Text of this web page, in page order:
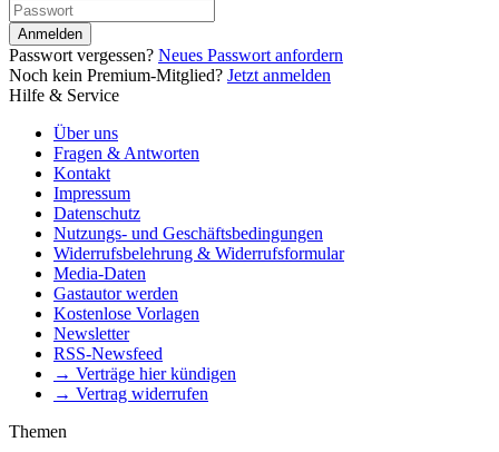
Anmelden
Passwort vergessen? Neues Passwort anfordern
Noch kein Premium-Mitglied? Jetzt anmelden
Hilfe & Service
Über uns
Fragen & Antworten
Kontakt
Impressum
Datenschutz
Nutzungs- und Geschäftsbedingungen
Widerrufsbelehrung & Widerrufsformular
Media-Daten
Gastautor werden
Kostenlose Vorlagen
Newsletter
RSS-Newsfeed
→ Verträge hier kündigen
→ Vertrag widerrufen
Themen